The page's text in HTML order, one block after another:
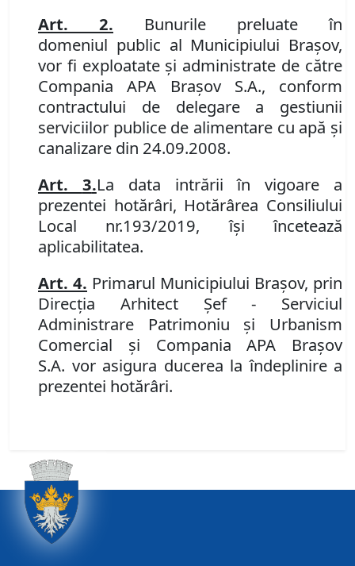
Art. 2. Bunurile preluate în
domeniul public al Municipiului Braşov,
vor fi exploatate şi administrate de către
Compania APA Braşov S.A., conform
contractului de delegare a gestiunii
serviciilor publice de alimentare cu apă şi
canalizare din 24.09.2008.
Art. 3.La data intrării în vigoare a
prezentei hotărâri, Hotărârea Consiliului
Local nr.193/2019, își încetează
aplicabilitatea.
Art. 4. Primarul Municipiului Braşov, prin
Direcția Arhitect Șef - Serviciul
Administrare Patrimoniu şi Urbanism
Comercial şi Compania APA Braşov
S.A. vor asigura ducerea la îndeplinire a
prezentei hotărâri.